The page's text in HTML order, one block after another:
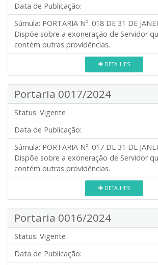
Data de Publicação:
Súmula: PORTARIA Nº. 018 DE 31 DE
Dispõe sobre a exoneração de Servidor
contém outras providências.
DETALHES
Portaria 0017/2024
Status: Vigente
Data de Publicação:
Súmula: PORTARIA Nº. 017 DE 31 DE
Dispõe sobre a exoneração de Servidor
contém outras providências.
DETALHES
Portaria 0016/2024
Status: Vigente
Data de Publicação: